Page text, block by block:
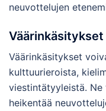
neuvottelujen
Väärinkäsitykset
kulttuurieroista,
viestintätyyleistä.
heikentää